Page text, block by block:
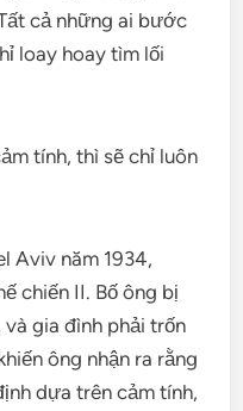
cả những ai bước
loay hoay tìm lối
tính, thì sẽ chỉ luôn
Aviv năm 1934,
chiến II. Bố ông bị
gia đình phải trốn
ông nhận ra rằng
dựa trên cảm tính,